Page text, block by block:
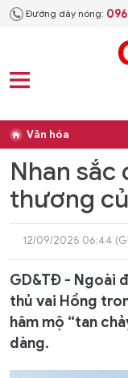
Đường dây nóng:
Văn hóa
Nhan
thương
12/09/2025 06:44
GD&TĐ - Ngoài
thủ vai Hồng
hâm mộ “tan
dàng.